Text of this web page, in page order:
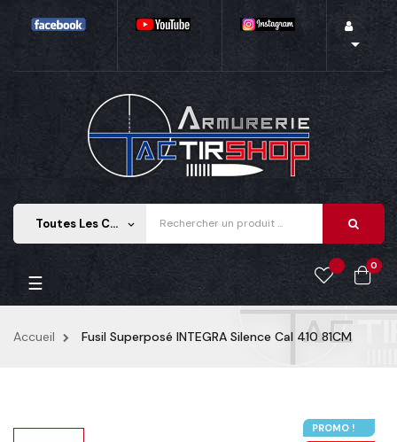

Toutes Les Catégories keyboard_arrow_down
0
Basculer
la
☰
Accueil Fusil Superposé INTEGRA Silence Cal 410 81CM
PROMO !